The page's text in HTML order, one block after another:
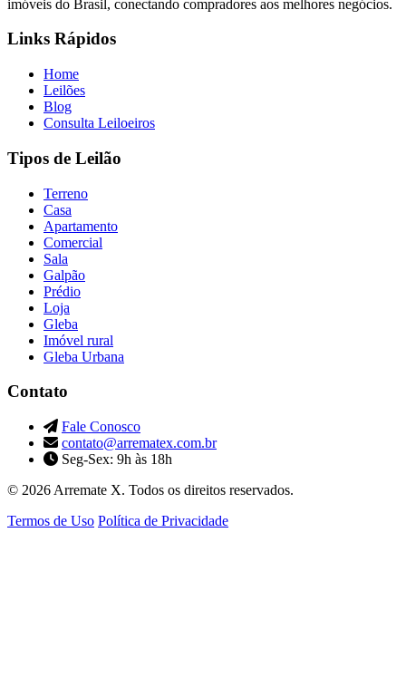
imóveis do Brasil, conectando compradores aos melhores negócios.
Links Rápidos
Home
Leilões
Blog
Consulta Leiloeiros
Tipos de Leilão
Terreno
Casa
Apartamento
Comercial
Sala
Galpão
Prédio
Loja
Gleba
Imóvel rural
Gleba Urbana
Contato
Fale Conosco
contato@arrematex.com.br
Seg-Sex: 9h às 18h
© 2026 Arremate X. Todos os direitos reservados.
Termos de Uso Política de Privacidade